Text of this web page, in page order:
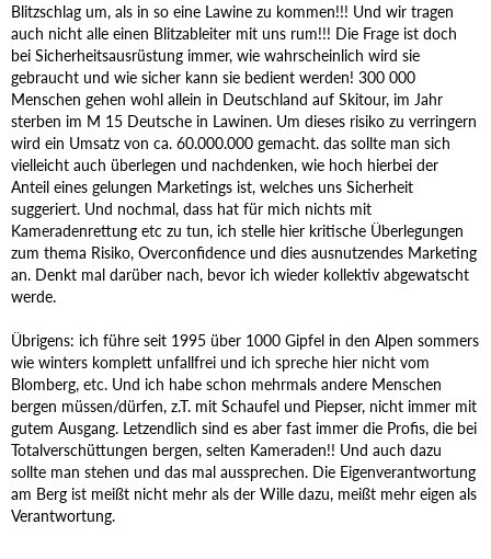
Blitzschlag um, als in so eine Lawine zu kommen!!! Und wir tragen
auch nicht alle einen Blitzableiter mit uns rum!!! Die Frage ist doch
bei Sicherheitsausrüstung immer, wie wahrscheinlich wird sie
gebraucht und wie sicher kann sie bedient werden! 300 000
Menschen gehen wohl allein in Deutschland auf Skitour, im Jahr
sterben im M 15 Deutsche in Lawinen. Um dieses risiko zu verringern
wird ein Umsatz von ca. 60.000.000 gemacht. das sollte man sich
vielleicht auch überlegen und nachdenken, wie hoch hierbei der
Anteil eines gelungen Marketings ist, welches uns Sicherheit
suggeriert. Und nochmal, dass hat für mich nichts mit
Kameradenrettung etc zu tun, ich stelle hier kritische Überlegungen
zum thema Risiko, Overconfidence und dies ausnutzendes Marketing
an. Denkt mal darüber nach, bevor ich wieder kollektiv abgewatscht
werde.
Übrigens: ich führe seit 1995 über 1000 Gipfel in den Alpen sommers
wie winters komplett unfallfrei und ich spreche hier nicht vom
Blomberg, etc. Und ich habe schon mehrmals andere Menschen
bergen müssen/dürfen, z.T. mit Schaufel und Piepser, nicht immer mit
gutem Ausgang. Letzendlich sind es aber fast immer die Profis, die bei
Totalverschüttungen bergen, selten Kameraden!! Und auch dazu
sollte man stehen und das mal aussprechen. Die Eigenverantwortung
am Berg ist meißt nicht mehr als der Wille dazu, meißt mehr eigen als
Verantwortung.